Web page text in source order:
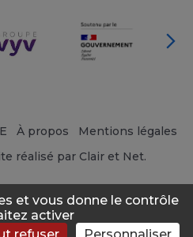
À propos
Mentions légales
réalisé par Clair et Net.
et vous donne le contrôle
activer